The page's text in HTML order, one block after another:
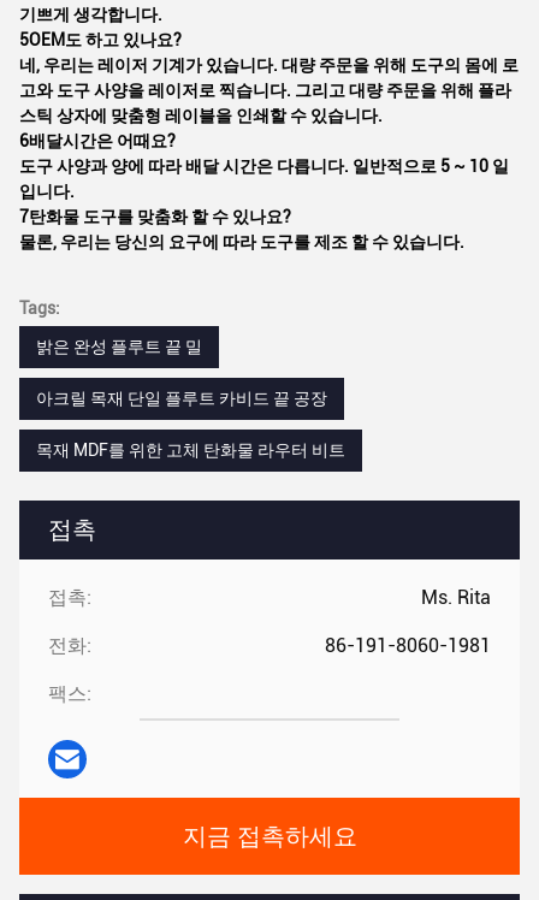
접촉
접촉: Ms. Rita
전화: 86-191-8060-1981
팩스:
지금 접촉하세요
기쁘게 생각합니다.
5OEM도 하고 있나요?
네, 우리는 레이저 기계가 있습니다. 대량 주문을 위해 도구의 몸에 로
고와 도구 사양을 레이저로 찍습니다. 그리고 대량 주문을 위해 플라
스틱 상자에 맞춤형 레이블을 인쇄할 수 있습니다.
6배달시간은 어때요?
도구 사양과 양에 따라 배달 시간은 다릅니다. 일반적으로 5 ~ 10 일
입니다.
7탄화물 도구를 맞춤화 할 수 있나요?
물론, 우리는 당신의 요구에 따라 도구를 제조 할 수 있습니다.
Tags:
밝은 완성 플루트 끝 밀
아크릴 목재 단일 플루트 카비드 끝 공장
목재 MDF를 위한 고체 탄화물 라우터 비트